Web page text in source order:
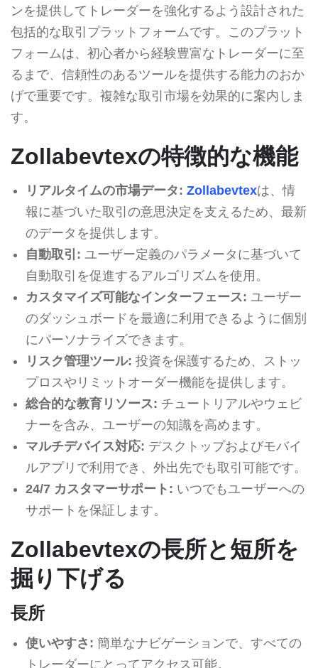
ンを提供してトレーダーを強化するよう設計された
包括的な取引プラットフォームです。このプラット
フォームは、初心者から経験豊富なトレーダーに至
るまで、信頼性のあるツールを提供する能力のおか
げで重要です。複雑な取引市場を効果的に案内しま
す。
Zollabevtexの特徴的な機能
リアルタイムの市場データ: Zollabevtexは、情
報に基づいた取引の意思決定を支えるため、最新
のデータを提供します。
自動取引: ユーザー定義のパラメータに基づいて
自動取引を促進するアルゴリズムを使用。
カスタマイズ可能なインターフェース: ユーザー
のダッシュボードを最適に利用できるように個別
にパーソナライズできます。
リスク管理ツール: 投資を保護するため、ストッ
プロスやリミットオーダー機能を提供します。
総合的な教育リソース: チュートリアルやウェビ
ナーを含み、ユーザーの知識を高めます。
マルチデバイス対応: デスクトップおよびモバイ
ルアプリで利用でき、外出先でも取引可能です。
24/7 カスタマーサポート: いつでもユーザーへの
サポートを保証します。
Zollabevtexの長所と短所を
掘り下げる
長所
使いやすさ: 簡単なナビゲーションで、すべての
トレーダーにとってアクセス可能。